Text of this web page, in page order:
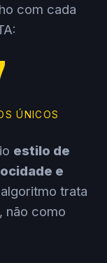
com cada
ÚNICOS
estilo de
e
trata
não como